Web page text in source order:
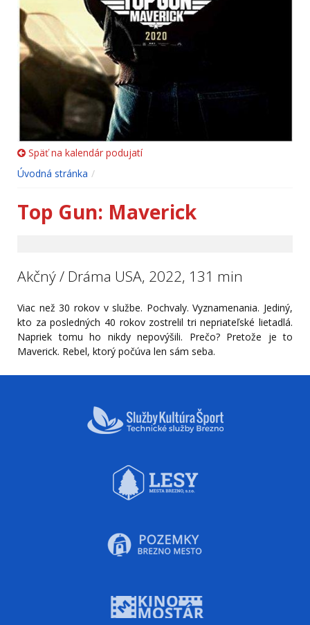
Späť na kalendár podujatí
Úvodná stránka
Top Gun: Maverick
Akčný / Dráma USA, 2022, 131 min
Viac než 30 rokov v službe. Pochvaly. Vyznamenania. Jediný,
kto za posledných 40 rokov zostrelil tri nepriateľské lietadlá.
Napriek tomu ho nikdy nepovýšili. Prečo? Pretože je to
Maverick. Rebel, ktorý počúva len sám seba.